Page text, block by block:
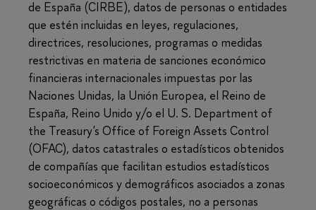
de España (CIRBE), datos de personas o entidades
que estén incluidas en leyes, regulaciones,
directrices, resoluciones, programas o medidas
restrictivas en materia de sanciones económico
financieras internacionales impuestas por las
Naciones Unidas, la Unión Europea, el Reino de
España, Reino Unido y/o el U. S. Department of
the Treasury’s Office of Foreign Assets Control
(OFAC), datos catastrales o estadísticos obtenidos
de compañías que facilitan estudios estadísticos
socioeconómicos y demográficos asociados a zonas
geográficas o códigos postales, no a personas